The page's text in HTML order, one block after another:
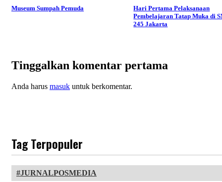
Museum Sumpah Pemuda
Hari Pertama Pelaksanaan
Pembelajaran Tatap Muka di
245 Jakarta
Tinggalkan komentar pertama
Anda harus masuk untuk berkomentar.
Tag Terpopuler
JURNALPOSMEDIA